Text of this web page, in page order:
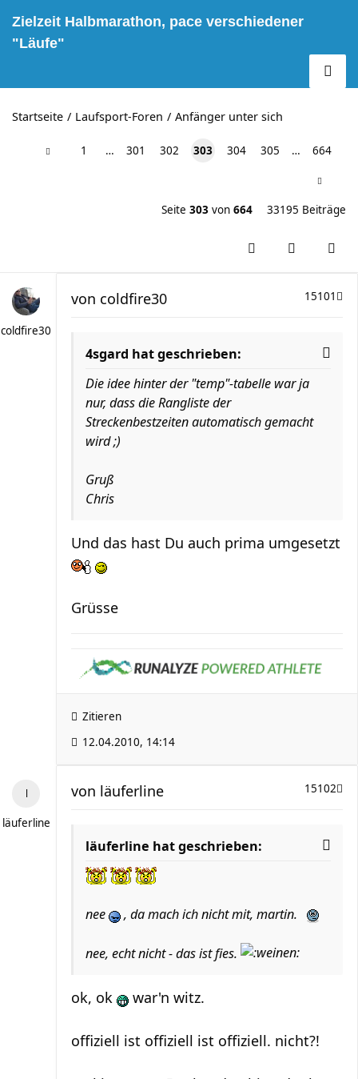
Zielzeit Halbmarathon, pace verschiedener
"Läufe"
Startseite Laufsport-Foren Anfänger unter sich
1 … 301 302 303 304 305 … 664
Seite 303 von 664 33195 Beiträge
coldfire30
15101
von coldfire30
4sgard hat geschrieben:
Die idee hinter der "temp"-tabelle war ja
nur, dass die Rangliste der
Streckenbestzeiten automatisch gemacht
wird ;)
Gruß
Chris
Und das hast Du auch prima umgesetzt
Grüsse
Zitieren
12.04.2010, 14:14
läuferline
15102
von läuferline
läuferline hat geschrieben:
nee , da mach ich nicht mit, martin.
nee, echt nicht - das ist fies.
ok, ok war'n witz.
offiziell ist offiziell ist offiziell. nicht?!